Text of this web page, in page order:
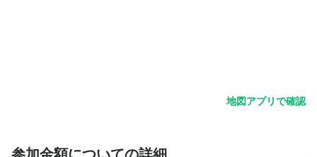
ベルも真剣勝負で、その中に笑いあり涙あり…団体戦なら
公式LINEでは大会情報やお得なクーポンなどを発信中！
地図アプリで確認